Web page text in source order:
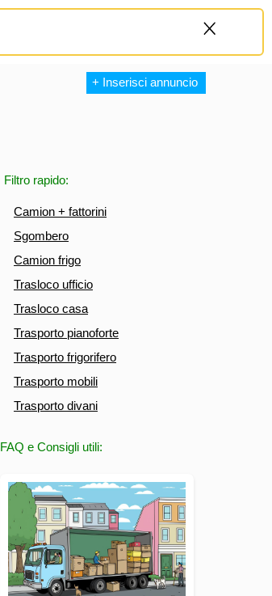
+
+ Inserisci annuncio
Filtro rapido:
Camion + fattorini
Sgombero
Camion frigo
Trasloco ufficio
Trasloco casa
Trasporto pianoforte
Trasporto frigorifero
Trasporto mobili
Trasporto divani
FAQ e Consigli utili: